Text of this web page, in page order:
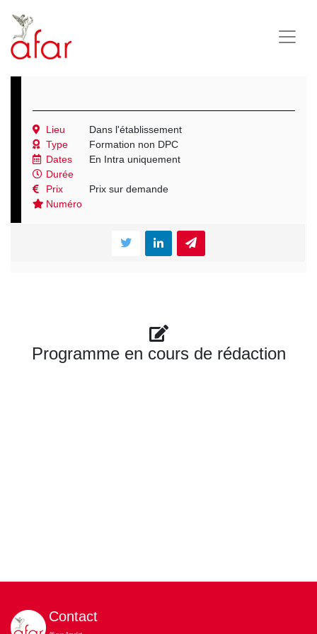
Lieu
Dans l'établissement
Type
Formation non DPC
Dates
En Intra uniquement
Durée
Prix
Prix sur demande
Numéro
Programme en cours de rédaction
Contact